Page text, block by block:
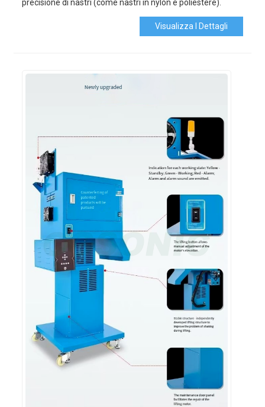
precisione di nastri (come nastri in nylon e poliestere).
Visualizza I Dettagli